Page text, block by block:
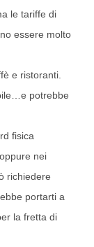
le tariffe di
essere molto
e ristoranti.
potrebbe
fisica
nei
richiedere
portarti a
la fretta di